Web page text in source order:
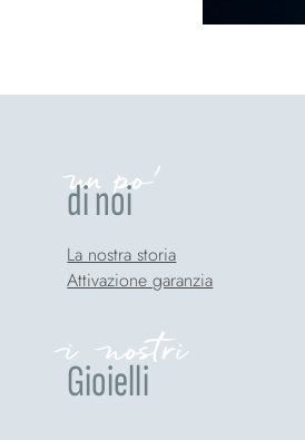
un po'
di noi
La nostra storia
Attivazione garanzia
Gioielli
i nostri